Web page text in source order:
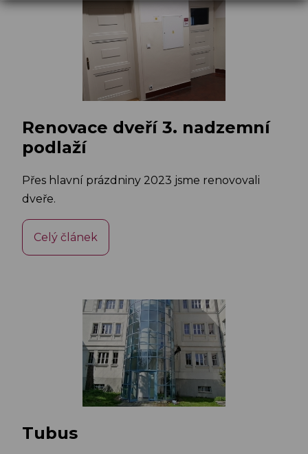
Renovace dveří 3. nadzemní
podlaží
Přes hlavní prázdniny 2023 jsme renovovali
dveře.
Celý článek
Tubus